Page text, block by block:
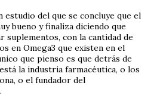
estudio del que se concluye que el
bueno y finaliza diciendo que
suplementos, con la cantidad de
en Omega3 que existen en el
que pienso es que detrás de
la industria farmacéutica, o los
o el fundador del